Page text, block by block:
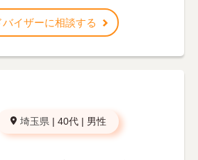
バイザーに相談する
埼玉県 | 40代 | 男性